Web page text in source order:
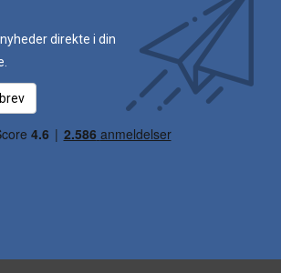
direkte i din